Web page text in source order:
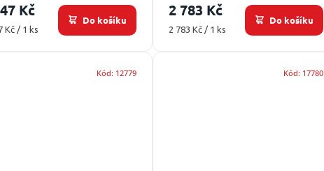
Kč
Kč / 1 ks
Do košíku
2 783 Kč
Měrná
2 783 Kč / 1 ks
Do košíku
Kód: 12779 Kód: 17780